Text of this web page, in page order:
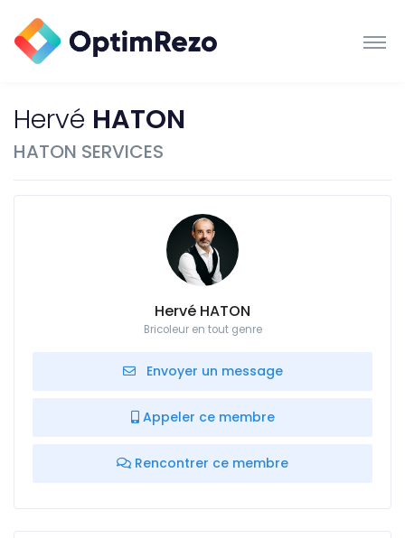
Hervé HATON
HATON SERVICES
Hervé HATON
Bricoleur en tout genre
Envoyer un message
Appeler ce membre
Rencontrer ce membre